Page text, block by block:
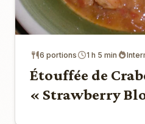
6 portions 1 h 5 min
Étouffée de
« Strawberry